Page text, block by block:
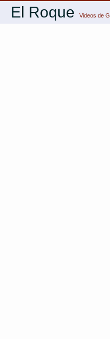
El Roque Videos de